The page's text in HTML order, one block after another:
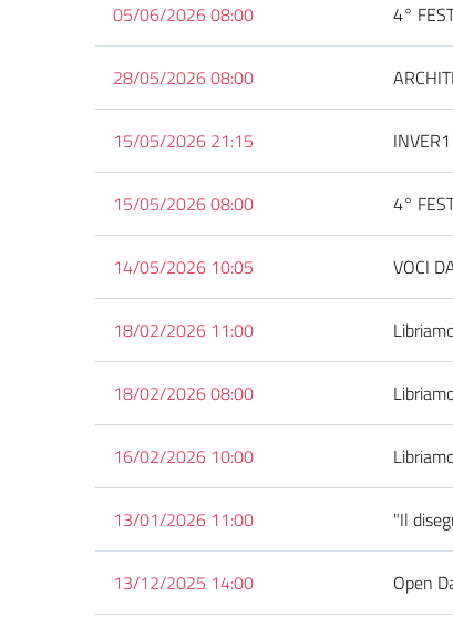
05/06/2026 08:00 4°
28/05/2026 08:00
15/05/2026 21:15
15/05/2026 08:00 4°
14/05/2026 10:05 VOCI
18/02/2026 11:00
18/02/2026 08:00
16/02/2026 10:00
13/01/2026 11:00 "Il
13/12/2025 14:00 Open